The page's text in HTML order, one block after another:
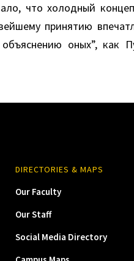
что холодный
принятию
оных”, как
DIRECTORIES & MAPS
Our Faculty
Our Staff
Social Media Directory